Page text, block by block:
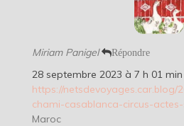
Miriam Panigel Répondre
28 septembre 2023 à 7 h 01 min
https://netsdevoyages.car.blog/
chami-casablanca-circus-
Maroc